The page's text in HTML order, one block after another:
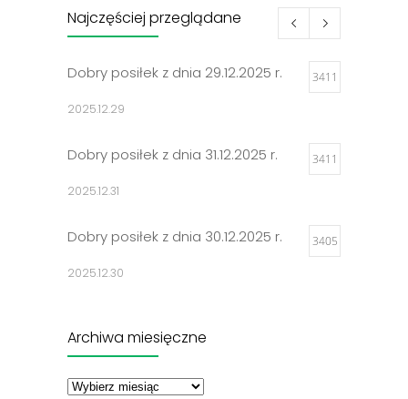
Najczęściej przeglądane
Dobry posiłek z dnia 29.12.2025 r. 3411
2025.12.29
Dobry posiłek z dnia 31.12.2025 r. 3411
2025.12.31
Dobry posiłek z dnia 30.12.2025 r. 3405
2025.12.30
2024.12.27
Archiwa miesięczne
miesięczne